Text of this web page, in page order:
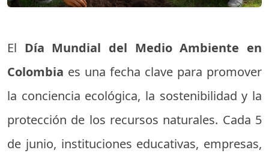
El Día Mundial del Medio Ambiente en
Colombia es una fecha clave para promover
la conciencia ecológica, la sostenibilidad y la
protección de los recursos naturales. Cada 5
de junio, instituciones educativas, empresas,